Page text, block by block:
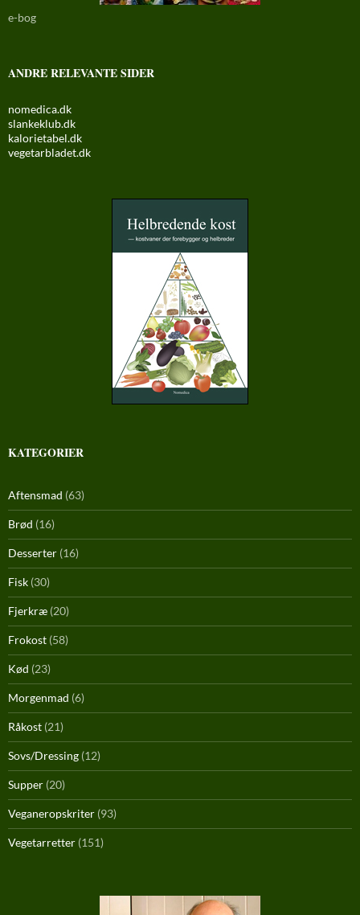
e-bog
ANDRE RELEVANTE SIDER
nomedica.dk
slankeklub.dk
kalorietabel.dk
vegetarbladet.dk
KATEGORIER
Aftensmad (63)
Brød (16)
Desserter (16)
Fisk (30)
Fjerkræ (20)
Frokost (58)
Kød (23)
Morgenmad (6)
Råkost (21)
Sovs/Dressing (12)
Supper (20)
Veganeropskriter (93)
Vegetarretter (151)